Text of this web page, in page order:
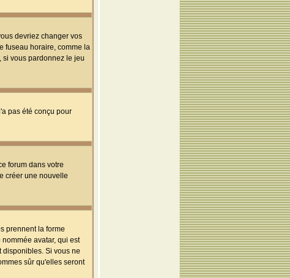
devriez changer vos
fuseau horaire, comme la
si vous pardonnez le jeu
pas été conçu pour
forum dans votre
créer une nouvelle
prennent la forme
avatar, qui est
disponibles. Si vous ne
sûr qu'elles seront